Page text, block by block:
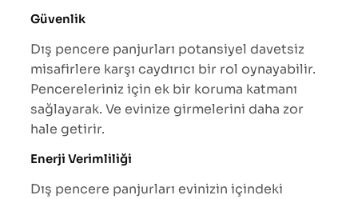
Güvenlik
Dış pencere panjurları potansiyel davetsiz
misafirlere karşı caydırıcı bir rol oynayabilir.
Pencereleriniz için ek bir koruma katmanı
sağlayarak. Ve evinize girmelerini daha zor
hale getirir.
Enerji Verimliliği
Dış pencere panjurları evinizin içindeki